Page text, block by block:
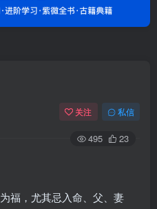
关注 私信
495 23
福，尤其忌入命、父、妻